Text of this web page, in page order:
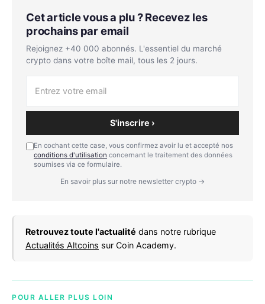
Cet article vous a plu ? Recevez les
prochains par email
Rejoignez +40 000 abonnés. L'essentiel du marché
crypto dans votre boîte mail, tous les 2 jours.
S'inscrire ›
En cochant cette case, vous confirmez avoir lu et accepté nos
conditions d'utilisation concernant le traitement des données
soumises via ce formulaire.
En savoir plus sur notre newsletter crypto →
Retrouvez toute l'actualité dans notre rubrique
Actualités Altcoins sur Coin Academy.
POUR ALLER PLUS LOIN